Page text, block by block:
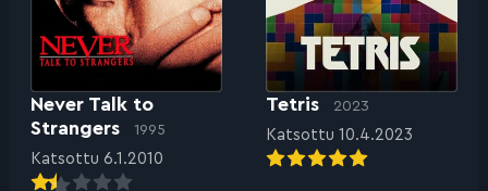
Never Talk to
Strangers
1995
Katsottu 6.1.2010
Tetris 2023
Katsottu 10.4.2023